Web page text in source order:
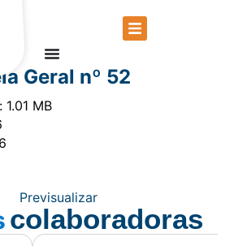
Geral nº 52
MB
Previsualizar
colaboradoras